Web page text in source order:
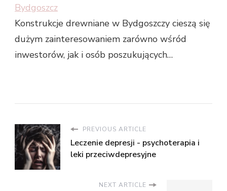
Bydgoszcz
Konstrukcje drewniane w Bydgoszczy cieszą się
dużym zainteresowaniem zarówno wśród
inwestorów, jak i osób poszukujących…
PREVIOUS ARTICLE
Leczenie depresji - psychoterapia i
leki przeciwdepresyjne
NEXT ARTICLE